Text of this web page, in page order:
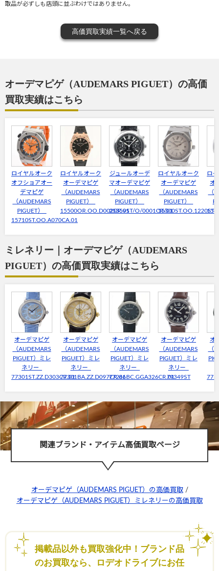
取品が必ずしも店頭に並ぶわけではありません。
高価買取実績一覧へ戻る
オーデマピゲ（AUDEMARS PIGUET）の高価
買取実績はこちら
ロイヤルオーク
オフショアオー
デマピゲ
（AUDEMARS
PIGUET）
15710ST.OO.A070CA.01
ロイヤルオーク
オーデマピゲ
（AUDEMARS
PIGUET）
15500OR.OO.D002CR.01
ジュールオーデ
マオーデマピゲ
（AUDEMARS
PIGUET）
25859ST/O/0001CR/01
ロイヤルオーク
オーデマピゲ
（AUDEMARS
PIGUET）
ロ
オ
（
ミレネリー｜オーデマピゲ（AUDEMARS
PIGUET）の高価買取実績はこちら
オーデマピゲ
（AUDEMARS
PIGUET）ミレ
ネリー
77301ST.ZZ.D303CR.01
オーデマピゲ
（AUDEMARS
PIGUET）ミレ
ネリー
77301BA.ZZ.D097CR.01
オーデマピゲ
（AUDEMARS
PIGUET）ミレ
ネリー
77266BC.GGA326CR.01
オーデマピゲ
（AUDEMARS
PIGUET）ミレ
ネリー
79349ST
オ
（
関連ブランド・アイテム高価買取ページ
オーデマピゲ（AUDEMARS PIGUET）の高価買取 /
オーデマピゲ（AUDEMARS PIGUET）ミレネリーの高価買取
掲載品以外も買取強化中！ブランド品
のお買取なら、ロデオドライブにお任